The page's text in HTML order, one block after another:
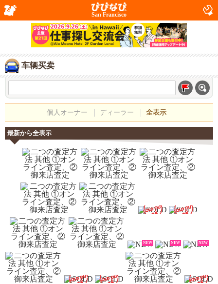
San Francisco
车辆买卖
個人オーナー ディーラー 全表示
最新から全表示
NEW NEW NEW